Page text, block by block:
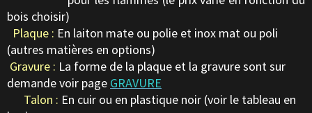
bois choisir)
Plaque : En laiton mate ou polie et inox mat ou poli
(autres matières en options)
Gravure : La forme de la plaque et la gravure sont sur
demande voir page GRAVURE
Talon : En cuir ou en plastique noir (voir le tableau en